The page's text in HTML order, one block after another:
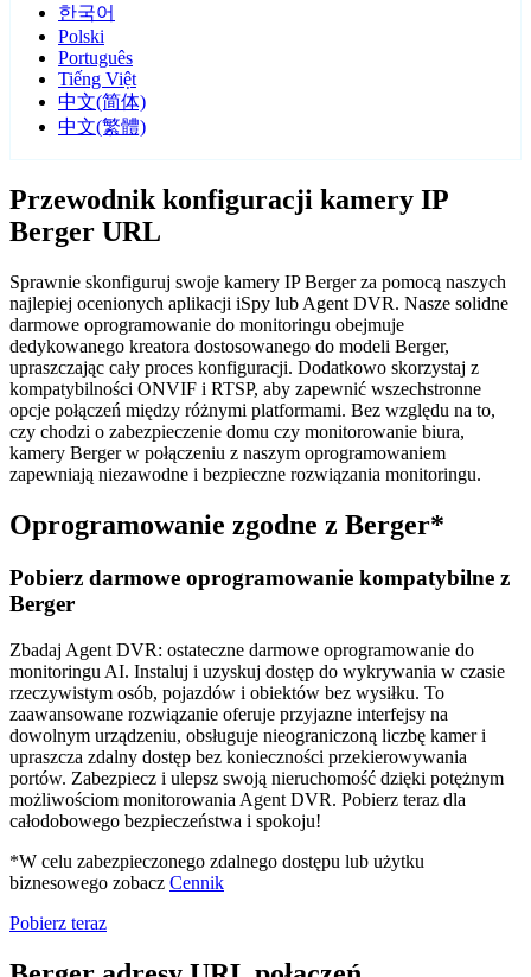
한국어
Polski
Português
Tiếng Việt
中文(简体)
中文(繁體)
Przewodnik konfiguracji kamery IP
Berger URL
Sprawnie skonfiguruj swoje kamery IP Berger za pomocą naszych
najlepiej ocenionych aplikacji iSpy lub Agent DVR. Nasze solidne
darmowe oprogramowanie do monitoringu obejmuje
dedykowanego kreatora dostosowanego do modeli Berger,
upraszczając cały proces konfiguracji. Dodatkowo skorzystaj z
kompatybilności ONVIF i RTSP, aby zapewnić wszechstronne
opcje połączeń między różnymi platformami. Bez względu na to,
czy chodzi o zabezpieczenie domu czy monitorowanie biura,
kamery Berger w połączeniu z naszym oprogramowaniem
zapewniają niezawodne i bezpieczne rozwiązania monitoringu.
Oprogramowanie zgodne z Berger*
Pobierz darmowe oprogramowanie kompatybilne z
Berger
Zbadaj Agent DVR: ostateczne darmowe oprogramowanie do
monitoringu AI. Instaluj i uzyskuj dostęp do wykrywania w czasie
rzeczywistym osób, pojazdów i obiektów bez wysiłku. To
zaawansowane rozwiązanie oferuje przyjazne interfejsy na
dowolnym urządzeniu, obsługuje nieograniczoną liczbę kamer i
upraszcza zdalny dostęp bez konieczności przekierowywania
portów. Zabezpiecz i ulepsz swoją nieruchomość dzięki potężnym
możliwościom monitorowania Agent DVR. Pobierz teraz dla
całodobowego bezpieczeństwa i spokoju!
*W celu zabezpieczonego zdalnego dostępu lub użytku
biznesowego zobacz Cennik
Pobierz teraz